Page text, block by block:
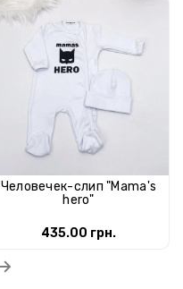
Человечек-слип "Mama's
hero"
435.00 грн.